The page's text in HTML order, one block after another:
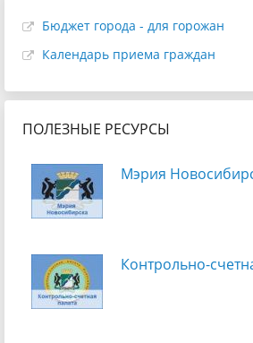
Бюджет города - для горожан
Календарь приема граждан
ПОЛЕЗНЫЕ РЕСУРСЫ
Мэрия
Контрольно-